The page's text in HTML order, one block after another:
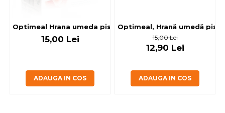
Optimeal Hrana umeda pisici
15,00 Lei
ADAUGA IN COS
Optimeal, Hrană umedă
15,00 Lei
12,90 Lei
ADAUGA IN COS